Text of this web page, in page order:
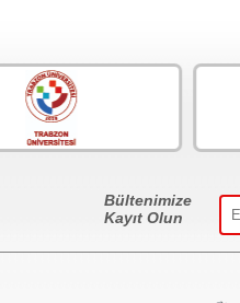
Bültenimize
Kayıt Olun